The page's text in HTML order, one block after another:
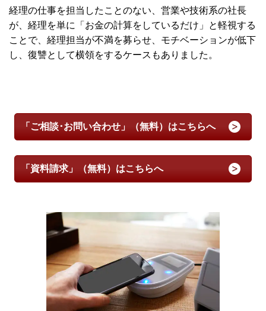
経理の仕事を担当したことのない、営業や技術系の社長
が、経理を単に「お金の計算をしているだけ」と軽視する
ことで、経理担当が不満を募らせ、モチベーションが低下
し、復讐として横領をするケースもありました。
「ご相談･お問い合わせ」（無料）はこちらへ
「資料請求」（無料）はこちらへ